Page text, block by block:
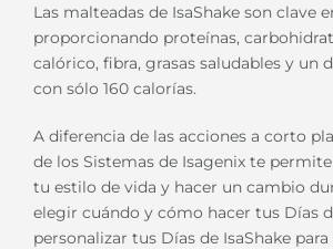
Las malteadas de IsaShake son clave
proporcionando proteínas,
calórico, fibra, grasas saludables y un
con sólo 160 calorías.
A diferencia de las acciones a corto
de los Sistemas de Isagenix te
tu estilo de vida y hacer un cambio
elegir cuándo y cómo hacer tus Días
personalizar tus Días de IsaShake